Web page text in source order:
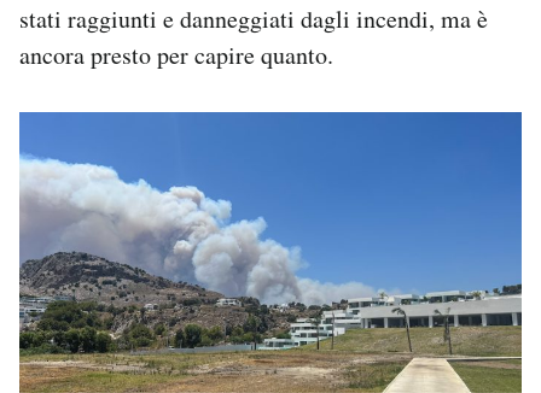
stati raggiunti e danneggiati dagli incendi, ma è
ancora presto per capire quanto.